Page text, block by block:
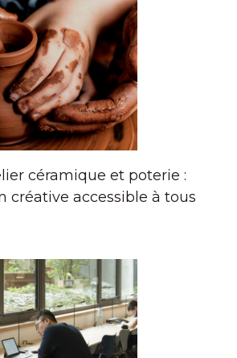
céramique et poterie :
créative accessible à tous